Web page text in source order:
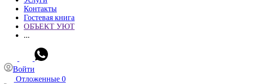
Контакты
Гостевая книга
ОБЪЕКТ УЮТ
...
Войти
Отложенные 0